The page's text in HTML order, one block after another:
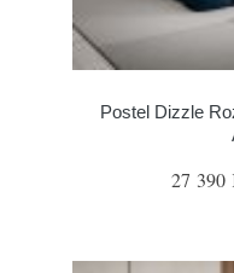
Postel Dizzle
27 390